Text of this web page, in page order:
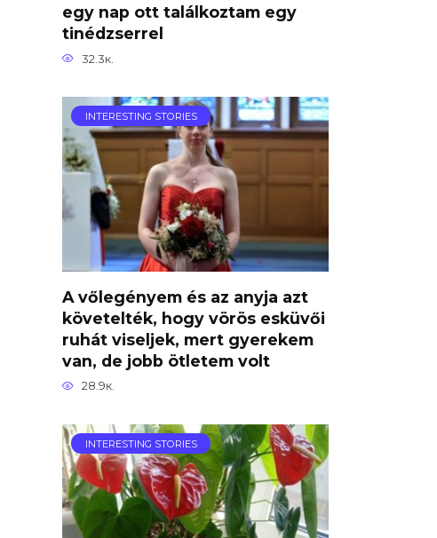
egy nap ott találkoztam egy
tinédzserrel
32.3к.
INTERESTING STORIES
A vőlegényem és az anyja azt
követelték, hogy vörös esküvői
ruhát viseljek, mert gyerekem
van, de jobb ötletem volt
28.9к.
INTERESTING STORIES